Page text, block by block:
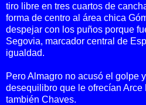
tiro libre en tres cuartos de
forma de centro al área chica
despejar con los puños porque
Segovia, marcador central de
igualdad.
Pero Almagro no acusó el golpe
desequilibro que le ofrecían
también Chaves.